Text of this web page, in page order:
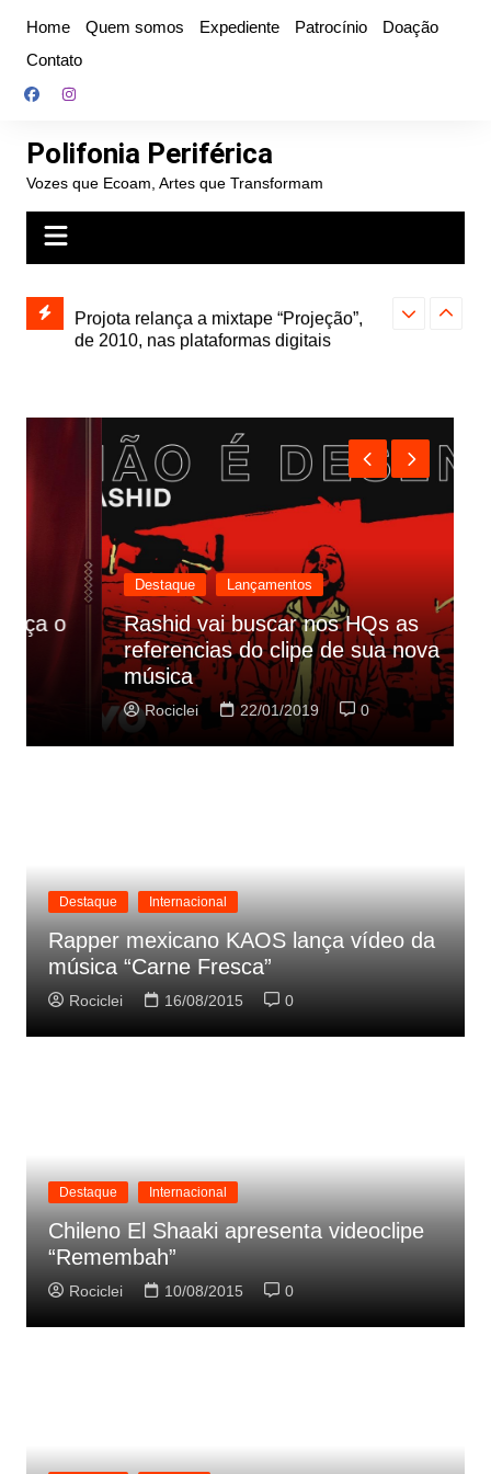
conteúdo
Home Quem somos Expediente Patrocínio
Doação
Contato
Polifonia Periférica
Vozes que Ecoam, Artes que Transformam
e abre
autoral,
Projota relança a mixtape “Projeção”,
de 2010, nas plataformas digitais
Farofa
Destaque Lançamentos
Rashid vai buscar nos HQs as
referencias do clipe de sua nova
música
Rociclei 22/01/2019 0
Destaque Internacional
Rapper mexicano KAOS lança vídeo da
música “Carne Fresca”
Rociclei 16/08/2015 0
Destaque Internacional
Chileno El Shaaki apresenta videoclipe
“Remembah”
Rociclei 10/08/2015 0